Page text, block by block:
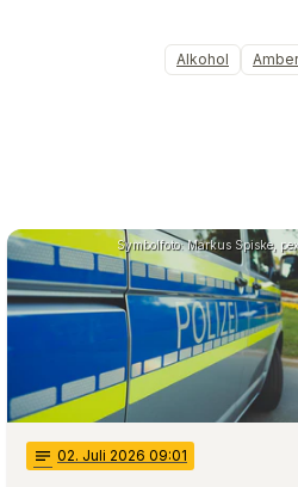
Alkohol
Symbolfoto: Markus Spiske,
notes 02. Juli 2026 09:01